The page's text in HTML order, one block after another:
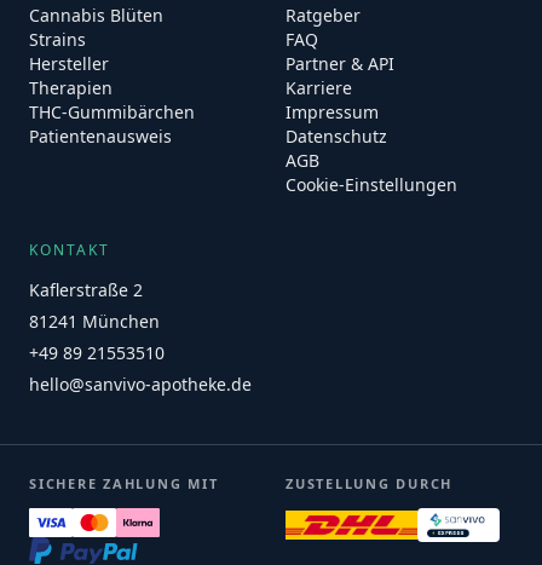
Cannabis Blüten
Strains
Hersteller
Therapien
THC-Gummibärchen
Patientenausweis
Ratgeber
FAQ
Partner & API
Karriere
Impressum
Datenschutz
AGB
Cookie-Einstellungen
KONTAKT
Kaflerstraße 2
81241 München
+49 89 21553510
hello@sanvivo-apotheke.de
SICHERE ZAHLUNG MIT ZUSTELLUNG DURCH